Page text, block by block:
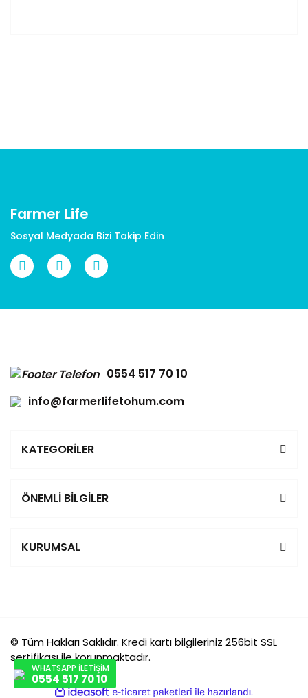
Farmer Life
Sosyal Medyada Bizi Takip Edin
0554 517 70 10
info@farmerlifetohum.com
KATEGORİLER
ÖNEMLİ BİLGİLER
KURUMSAL
© Tüm Hakları Saklıdır. Kredi kartı bilgileriniz 256bit SSL
sertifikası ile korunmaktadır.
WHATSAPP İLETİŞİM
0554 517 70 10
ideasoft e-